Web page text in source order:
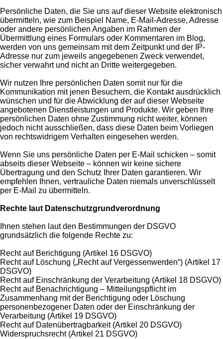
Persönliche Daten, die Sie uns auf dieser Website elektronisch
übermitteln, wie zum Beispiel Name, E-Mail-Adresse, Adresse
oder andere persönlichen Angaben im Rahmen der
Übermittlung eines Formulars oder Kommentaren im Blog,
werden von uns gemeinsam mit dem Zeitpunkt und der IP-
Adresse nur zum jeweils angegebenen Zweck verwendet,
sicher verwahrt und nicht an Dritte weitergegeben.
Wir nutzen Ihre persönlichen Daten somit nur für die
Kommunikation mit jenen Besuchern, die Kontakt ausdrücklich
wünschen und für die Abwicklung der auf dieser Webseite
angebotenen Dienstleistungen und Produkte. Wir geben Ihre
persönlichen Daten ohne Zustimmung nicht weiter, können
jedoch nicht ausschließen, dass diese Daten beim Vorliegen
von rechtswidrigem Verhalten eingesehen werden.
Wenn Sie uns persönliche Daten per E-Mail schicken – somit
abseits dieser Webseite – können wir keine sichere
Übertragung und den Schutz Ihrer Daten garantieren. Wir
empfehlen Ihnen, vertrauliche Daten niemals unverschlüsselt
per E-Mail zu übermitteln.
Rechte laut Datenschutzgrundverordnung
Ihnen stehen laut den Bestimmungen der DSGVO
grundsätzlich die folgende Rechte zu:
Recht auf Berichtigung (Artikel 16 DSGVO)
Recht auf Löschung („Recht auf Vergessenwerden“) (Artikel 17
DSGVO)
Recht auf Einschränkung der Verarbeitung (Artikel 18 DSGVO)
Recht auf Benachrichtigung – Mitteilungspflicht im
Zusammenhang mit der Berichtigung oder Löschung
personenbezogener Daten oder der Einschränkung der
Verarbeitung (Artikel 19 DSGVO)
Recht auf Datenübertragbarkeit (Artikel 20 DSGVO)
Widerspruchsrecht (Artikel 21 DSGVO)